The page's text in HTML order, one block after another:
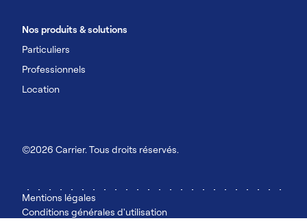
Nos produits & solutions
Particuliers
Professionnels
Location
©2026 Carrier. Tous droits réservés.
Mentions légales
Conditions générales d'utilisation